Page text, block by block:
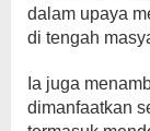
dalam upaya
di tengah
Ia juga
dimanfaatkan